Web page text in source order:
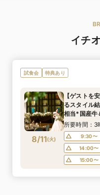
イチ
試食会 特典あり
8/11(火)
【ゲストを
るスタイル
相当*国産牛
試食付
所要時間：3
9:30〜
14:00〜
15:00〜